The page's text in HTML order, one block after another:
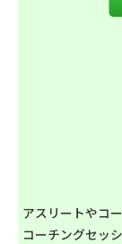
アスリートやコ
コーチングセッ